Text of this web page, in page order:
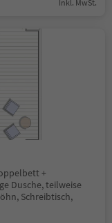
Inkl. MwSt.
+
Dusche, teilweise
Schreibtisch,